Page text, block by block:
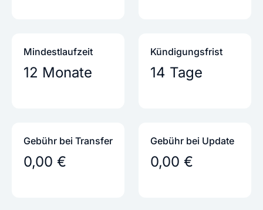
Mindestlaufzeit
12 Monate
Kündigungs­frist
14 Tage
Gebühr bei Transfer
0,00 €
Gebühr bei Update
0,00 €